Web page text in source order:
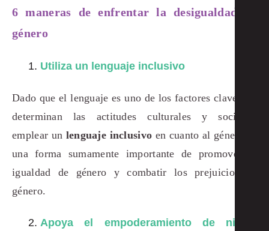
6 maneras de enfrentar la desigualdad de
género
Utiliza un lenguaje inclusivo
Dado que el lenguaje es uno de los factores clave que
determinan las actitudes culturales y sociales,
emplear un lenguaje inclusivo en cuanto al género es
una forma sumamente importante de promover la
igualdad de género y combatir los prejuicios de
género.
Apoya el empoderamiento de niñas,